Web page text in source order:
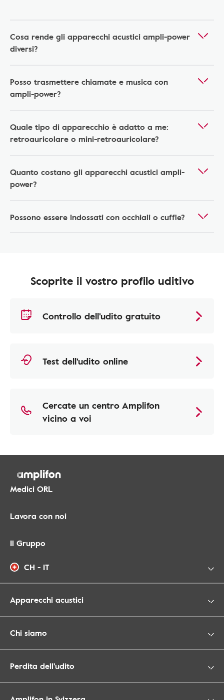
Cosa rende gli apparecchi acustici ampli-power
diversi?
Posso trasmettere chiamate e musica con
ampli-power?
Quale tipo di apparecchio è adatto a me:
retroauricolare o mini-retroauricolare?
Quanto costano gli apparecchi acustici ampli-
power?
Possono essere indossati con occhiali o cuffie?
Scoprite il vostro profilo uditivo
Controllo dell'udito gratuito
Test dell'udito online
Cercate un centro Amplifon
vicino a voi
Medici ORL
Lavora con noi
Il Gruppo
CH - IT
Apparecchi acustici
Chi siamo
Perdita dell'udito